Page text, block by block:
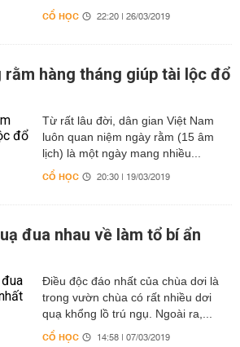
CỔ HỌC 22:20 | 26/03/2019
rằm hàng tháng giúp tài lộc đổ
Từ rất lâu đời, dân gian Việt Nam
luôn quan niệm ngày rằm (15 âm
lịch) là một ngày mang nhiều...
CỔ HỌC 20:30 | 19/03/2019
đua nhau về làm tổ bí ẩn
Điều độc đáo nhất của chùa dơi là
trong vườn chùa có rất nhiều dơi
quạ khổng lồ trú ngụ. Ngoài ra,...
CỔ HỌC 14:58 | 07/03/2019